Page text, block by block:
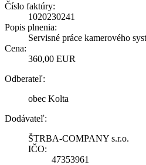
Číslo faktúry:
1020230241
Popis plnenia:
Servisné práce kamerového
Cena:
360,00 EUR
Odberateľ:
obec Kolta
Dodávateľ:
ŠTRBA-COMPANY s.r.o.
IČO:
47353961